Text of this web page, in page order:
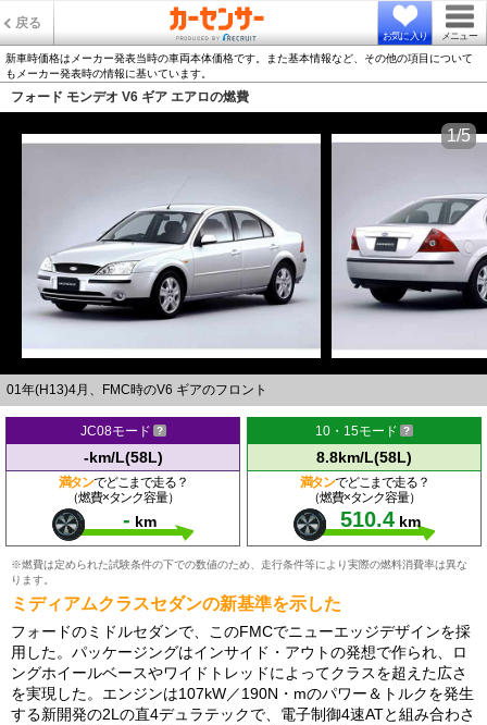
戻る
お気に入り メニュー
新車時価格はメーカー発表当時の車両本体価格です。また基本情報など、その他の項目について
もメーカー発表時の情報に基いています。
フォード モンデオ V6 ギア エアロの燃費
01年(H13)4月、FMC時のV6 ギアのフロント
1/5
JC08モード
-km/L(58L)
満タンでどこまで走る？
（燃費×タンク容量）
- km
10・15モード
8.8km/L(58L)
満タンでどこまで走る？
（燃費×タンク容量）
510.4 km
※燃費は定められた試験条件の下での数値のため、走行条件等により実際の燃料消費率は異な
ります。
ミディアムクラスセダンの新基準を示した
フォードのミドルセダンで、このFMCでニューエッジデザインを採
用した。パッケージングはインサイド・アウトの発想で作られ、ロ
ングホイールベースやワイドトレッドによってクラスを超えた広さ
を実現した。エンジンは107kW／190N・mのパワー＆トルクを発生
する新開発の2Lの直4デュラテックで、電子制御4速ATと組み合わさ